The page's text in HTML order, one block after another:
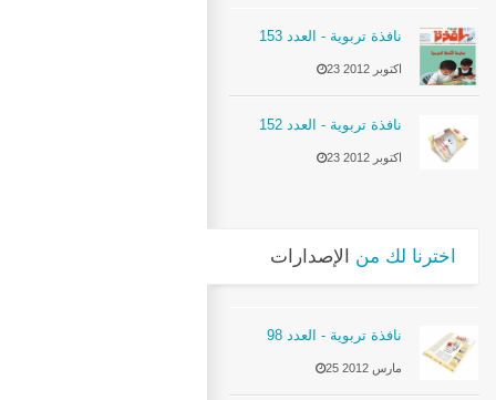
نافذة تربوية - العدد 153
23 اكتوبر 2012
نافذة تربوية - العدد 152
23 اكتوبر 2012
اخترنا لك من الإصدارات
نافذة تربوية - العدد 98
25 مارس 2012